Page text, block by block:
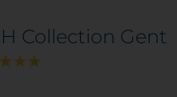
Collection Gent